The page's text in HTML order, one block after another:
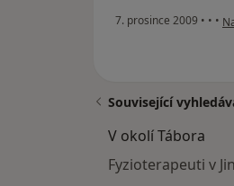
7. prosince 2009 • • •
Související
V okolí Tábora
Fyzioterapeuti v